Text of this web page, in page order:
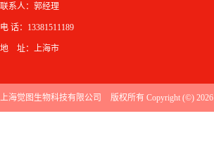
联系人：郭经理
电 话：13381511189
地 址：上海市
上海觉图生物科技有限公司 版权所有 Copyright (©) 2026